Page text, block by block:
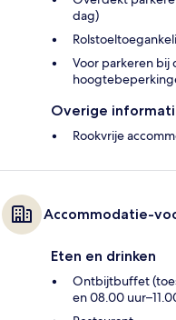
dag)
Voor parkeren bij
Overige
Rookvrije
Accommodatie-
Eten en drinken
Ontbijtbuffet
en 08.00